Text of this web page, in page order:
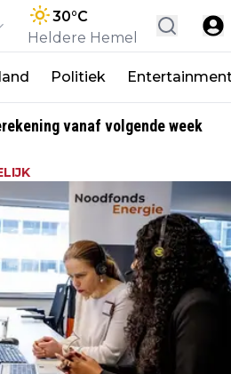
30°C
Heldere Hemel
Politiek
vanaf volgende week